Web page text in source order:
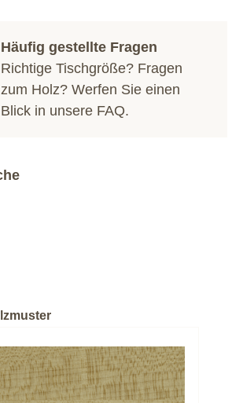
Häufig gestellte Fragen
Richtige Tischgröße? Fragen
zum Holz? Werfen Sie einen
Blick in unsere FAQ.